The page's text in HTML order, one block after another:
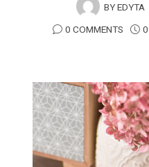
BYEDYTA
0 COMMENTS